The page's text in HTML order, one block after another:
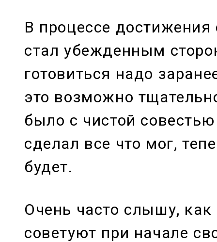
В процессе достижения
стал убежденным
готовиться надо
это возможно
было с чистой
сделал все что мог,
будет.
Очень часто слышу, как
советуют при начале